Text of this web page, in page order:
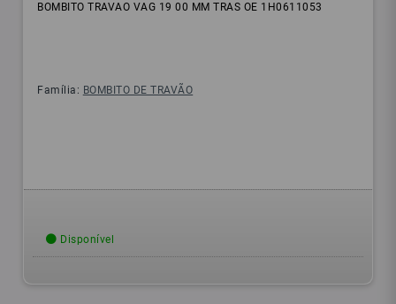
BOMBITO TRAVAO VAG 19 00 MM TRAS OE 1H0611053
Família: BOMBITO DE TRAVÃO
Disponível